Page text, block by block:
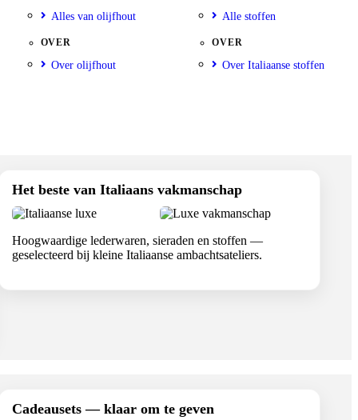
Alles van olijfhout
OVER
Over olijfhout
Alle stoffen
OVER
Over Italiaanse stoffen
Het beste van Italiaans vakmanschap
Hoogwaardige lederwaren, sieraden en stoffen —
geselecteerd bij kleine Italiaanse ambachtsateliers.
Cadeausets — klaar om te geven